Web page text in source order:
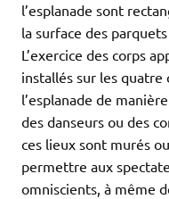
l’esplanade sont
la surface des
L’exercice des corps
installés sur les quatre
l’esplanade de
des danseurs ou des
ces lieux sont murés
permettre aux
omniscients, à même